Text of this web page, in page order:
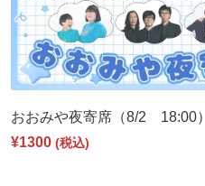
おおみや夜寄席（8/2 18:00）
¥1300 (税込)